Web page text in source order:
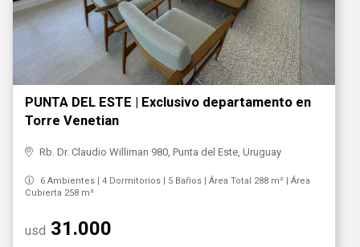
PUNTA DEL ESTE | Exclusivo departamento en
Torre Venetian
Rb. Dr. Claudio Williman 980, Punta del Este, Uruguay
6 Ambientes | 4 Dormitorios | 5 Baños | Área Total 288 m² | Área
Cubierta 258 m²
usd 31.000